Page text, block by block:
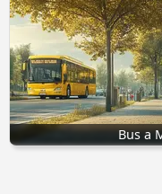
Bus a